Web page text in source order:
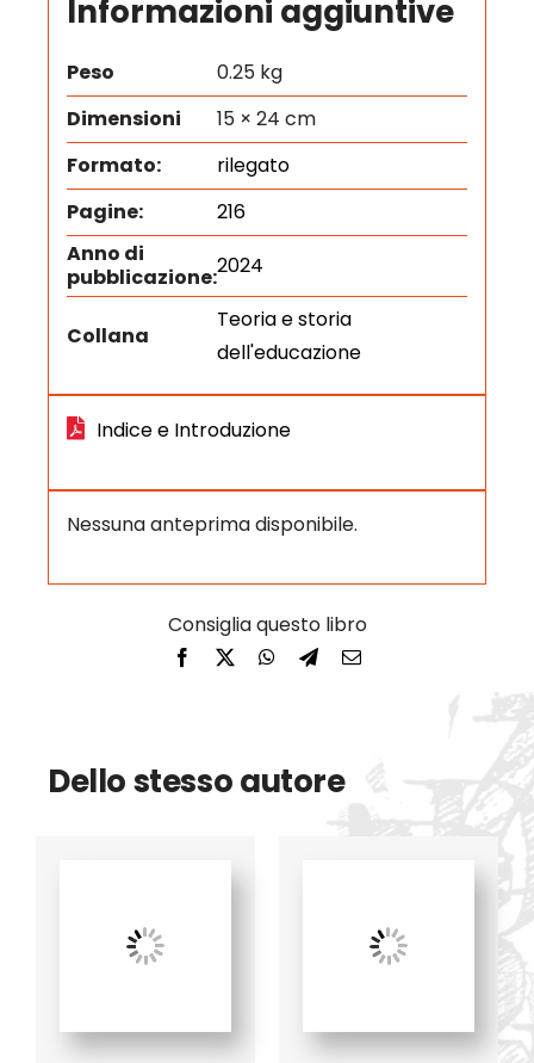
Informazioni aggiuntive
Peso
0.25 kg
Dimensioni
15 × 24 cm
Formato:
rilegato
Pagine:
216
Anno di
pubblicazione:2024
Collana
Teoria e storia
dell'educazione
Indice e Introduzione
Nessuna anteprima disponibile.
Dello stesso autore